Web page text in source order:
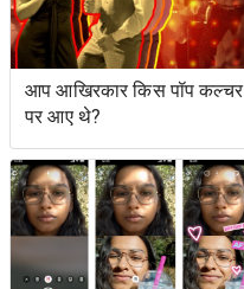
आप आखिरकार किस पॉप कल्चर
पर आए थे?